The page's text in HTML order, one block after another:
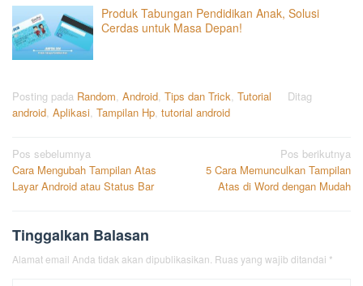
Produk Tabungan Pendidikan Anak, Solusi
Cerdas untuk Masa Depan!
Posting pada Random, Android, Tips dan Trick, Tutorial
Ditag
android, Aplikasi, Tampilan Hp, tutorial android
Navigasi
pos
Pos sebelumnya
Cara Mengubah Tampilan Atas
Layar Android atau Status Bar
Pos berikutnya
5 Cara Memunculkan Tampilan
Atas di Word dengan Mudah
Tinggalkan Balasan
Alamat email Anda tidak akan dipublikasikan. Ruas yang wajib ditandai *